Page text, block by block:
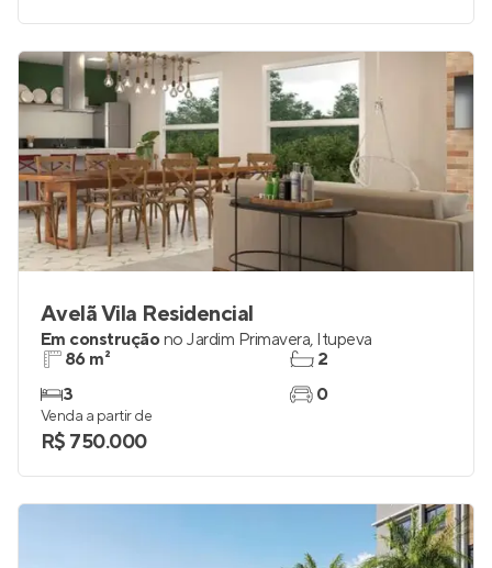
Avelã Vila Residencial
Em construçãono Jardim Primavera, Itupeva
86 m²
3
2
0
Venda a partir de
R$ 750.000